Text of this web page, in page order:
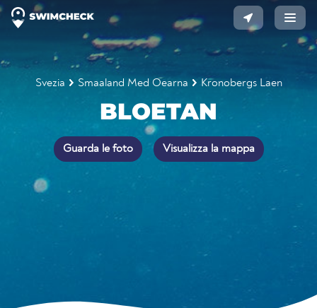
Svezia Smaaland Med Oearna Kronobergs Laen
BLOETAN
Guarda le foto Visualizza la mappa